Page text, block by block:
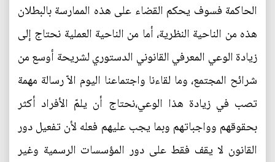
الحاكمة فسوف يحكم القضاء على هذه الممارسة بالبطلان
هذه من الناحية النظرية، أما من الناحية العملية نحتاج إلى
زيادة الوعي المعرفي القانوني الدستوري لشريحة أوسع من
شرائح المجتمع، وما لقاءنا واجتماعنا اليوم الاّ رسالة مهمة
تصب في زيادة هذا الوعي،نحتاج أن يلمّ الأفراد أكثر
بحقوقهم وواجباتهم وبما يجب عليهم فعله لأن تفعيل دور
القانون لا يقف فقط على دور المؤسسات الرسمية وغير